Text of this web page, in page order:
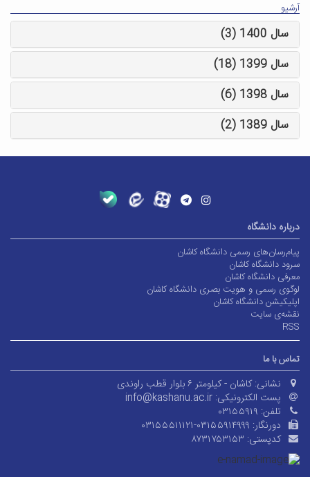
آرشیو
سال 1400 (3)
سال 1399 (18)
سال 1398 (6)
سال 1389 (2)
درباره دانشگاه
پیام‌رسان‌های رسمی دانشگاه کاشان
سرود دانشگاه کاشان
معرفی دانشگاه کاشان
لوگوی رسمی و هویت بصری دانشگاه کاشان
اپلیکیشن دانشگاه کاشان
نقشه‌ی سایت
RSS
تماس با ما
نشانی: کاشان - کیلومتر ۶ بلوار قطب راوندی
پست الکترونیکی: info@kashanu.ac.ir
تلفن: ۰۳۱۵۵۹۱۹
دورنگار: ۰۳۱۵۵۵۱۱۱۲۱-۰۳۱۵۵۹۱۴۹۹۹
کدپستی: ۸۷۳۱۷۵۳۱۵۳